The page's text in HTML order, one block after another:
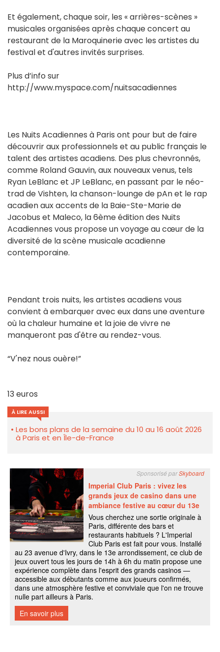
Et également, chaque soir, les « arrières-scènes »
musicales organisées après chaque concert au
restaurant de la Maroquinerie avec les artistes du
festival et d'autres invités surprises.
Plus d’info sur
http://www.myspace.com/nuitsacadiennes
Les Nuits Acadiennes à Paris ont pour but de faire
découvrir aux professionnels et au public français le
talent des artistes acadiens. Des plus chevronnés,
comme Roland Gauvin, aux nouveaux venus, tels
Ryan LeBlanc et JP LeBlanc, en passant par le néo-
trad de Vishten, la chanson-lounge de pAn et le rap
acadien aux accents de la Baie-Ste-Marie de
Jacobus et Maleco, la 6ème édition des Nuits
Acadiennes vous propose un voyage au cœur de la
diversité de la scène musicale acadienne
contemporaine.
Pendant trois nuits, les artistes acadiens vous
convient à embarquer avec eux dans une aventure
où la chaleur humaine et la joie de vivre ne
manqueront pas d'être au rendez-vous.
“V'nez nous ouère!”
13 euros
À LIRE AUSSI
Les bons plans de la semaine du 10 au 16 août 2026
à Paris et en Île-de-France